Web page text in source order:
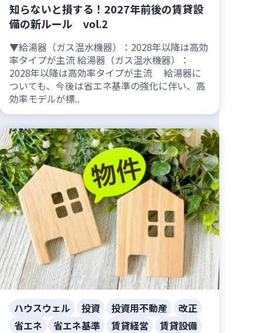
知らないと損する！2027年前後の賃貸設
備の新ルール vol.2
▼給湯器（ガス温水機器）：2028年以降は高効
率タイプが主流 給湯器（ガス温水機器）：
2028年以降は高効率タイプが主流 給湯器に
ついても、今後は省エネ基準の強化に伴い、高
効率モデルが標..
ハウスウェル 投資 投資用不動産
改正
省エネ
省エネ基準 賃貸経営 賃貸設備